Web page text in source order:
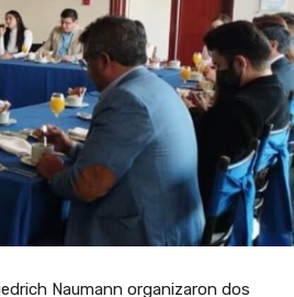
Naumann organizaron dos